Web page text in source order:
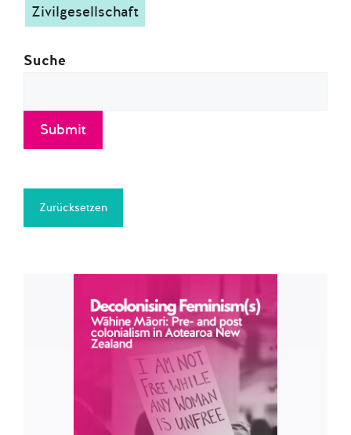
Zivilgesellschaft
Suche
Submit
Zurücksetzen